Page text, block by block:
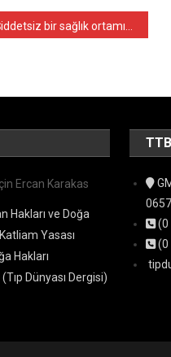
Ercan Karakas
Hakları ve Doğa
Katliam Yasası
Hakları
Dünyası Dergisi)
(0
(0